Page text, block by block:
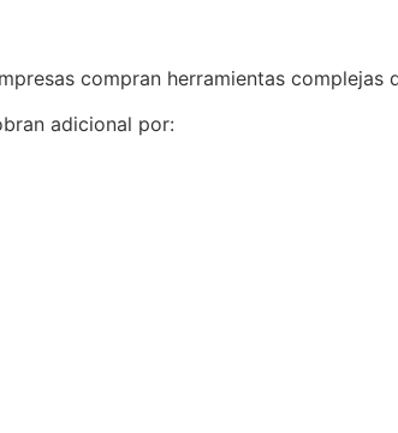
compran herramientas complejas
adicional por: